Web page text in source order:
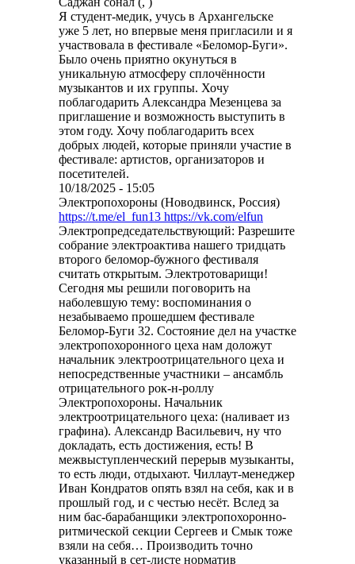
Я студент-медик, учусь в Архангельске
уже 5 лет, но впервые меня пригласили и я
участвовала в фестивале «Беломор-Буги».
Было очень приятно окунуться в
уникальную атмосферу сплочённости
музыкантов и их группы. Хочу
поблагодарить Александра Мезенцева за
приглашение и возможность выступить в
этом году. Хочу поблагодарить всех
добрых людей, которые приняли участие в
фестивале: артистов, организаторов и
посетителей.
10/18/2025 - 15:05
Электропохороны (Новодвинск, Россия)
https://t.me/el_fun13 https://vk.com/elfun
Электропредседательствующий: Разрешите
собрание электроактива нашего тридцать
второго беломор-бужного фестиваля
считать открытым. Электротоварищи!
Сегодня мы решили поговорить на
наболевшую тему: воспоминания о
незабываемо прошедшем фестивале
Беломор-Буги 32. Состояние дел на участке
электропохоронного цеха нам доложут
начальник электроотрицательного цеха и
непосредственные участники – ансамбль
отрицательного рок-н-роллу
Электропохороны. Начальник
электроотрицательного цеха: (наливает из
графина). Александр Васильевич, ну что
докладать, есть достижения, есть! В
межвыступленческий перерыв музыканты,
то есть люди, отдыхают. Чиллаут-менеджер
Иван Кондратов опять взял на себя, как и в
прошлый год, и с честью несёт. Вслед за
ним бас-барабанщики электропохоронно-
ритмической секции Сергеев и Смык тоже
взяли на себя… Производить точно
указанный в сет-листе норматив